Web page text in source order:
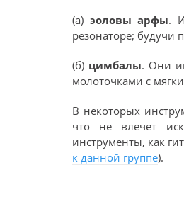
(а) эоловы арфы.
резонаторе; будучи
(б) цимбалы. Они
молоточками с
В некоторых
что не влечет
инструменты, как
к данной группе).